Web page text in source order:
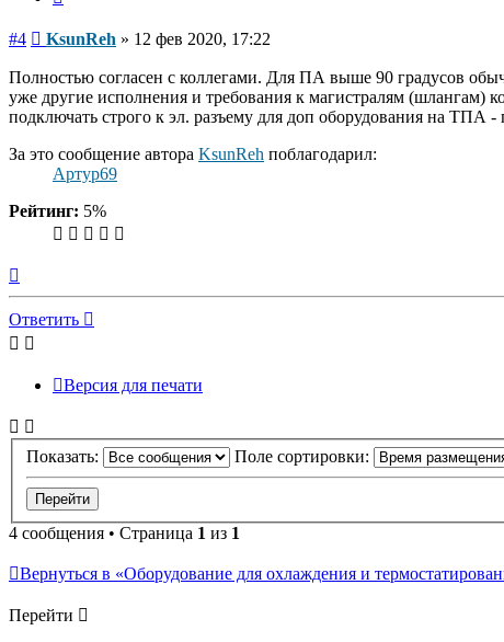
#4 Сообщение
KsunReh » 12 фев 2020, 17:22
Полностью согласен с коллегами. Для ПА выше 90 градусов
уже другие исполнения и требования к магистралям (шлангам)
подключать строго к эл. разъему для доп оборудования на ТПА
За это сообщение автора KsunReh поблагодарил:
Артур69
Рейтинг: 5%
началу
Ответить
Версия для печати
Показать: Поле сортировки:
4 сообщения • Страница 1 из 1
Вернуться в «Оборудование для охлаждения и
Перейти